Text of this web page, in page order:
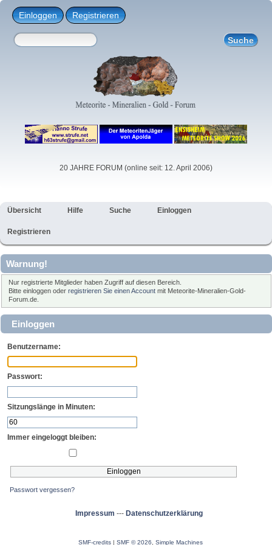
Einloggen Registrieren
20 JAHRE FORUM (online seit: 12. April 2006)
Übersicht Hilfe Suche Einloggen
Registrieren
Warnung!
Nur registrierte Mitglieder haben Zugriff auf diesen Bereich.
Bitte einloggen oderregistrieren Sie einen Account mit Meteorite-Mineralien-Gold-
Forum.de.
Einloggen
Benutzername:
Passwort:
Sitzungslänge in Minuten:
Immer eingeloggt bleiben:
Passwort vergessen?
Impressum --- Datenschutzerklärung
SMF-credits SMF © 2026, Simple Machines